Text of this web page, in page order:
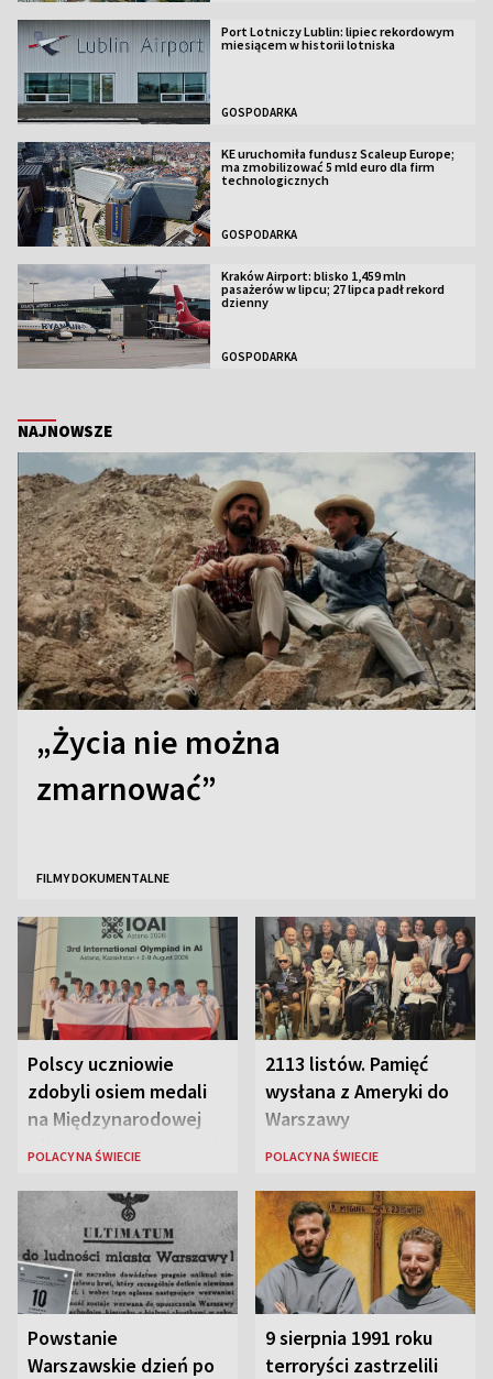
Port Lotniczy Lublin: lipiec rekordowym
miesiącem w historii lotniska
GOSPODARKA
KE uruchomiła fundusz Scaleup Europe;
ma zmobilizować 5 mld euro dla firm
technologicznych
GOSPODARKA
Kraków Airport: blisko 1,459 mln
pasażerów w lipcu; 27 lipca padł rekord
dzienny
GOSPODARKA
NAJNOWSZE
„Życia nie można
zmarnować”
FILMY DOKUMENTALNE
Polscy uczniowie
zdobyli osiem medali
na Międzynarodowej
Olimpiadzie Sztucznej
POLACY NA ŚWIECIE
2113 listów. Pamięć
wysłana z Ameryki do
Warszawy
POLACY NA ŚWIECIE
Powstanie
Warszawskie dzień po
9 sierpnia 1991 roku
terroryści zastrzelili